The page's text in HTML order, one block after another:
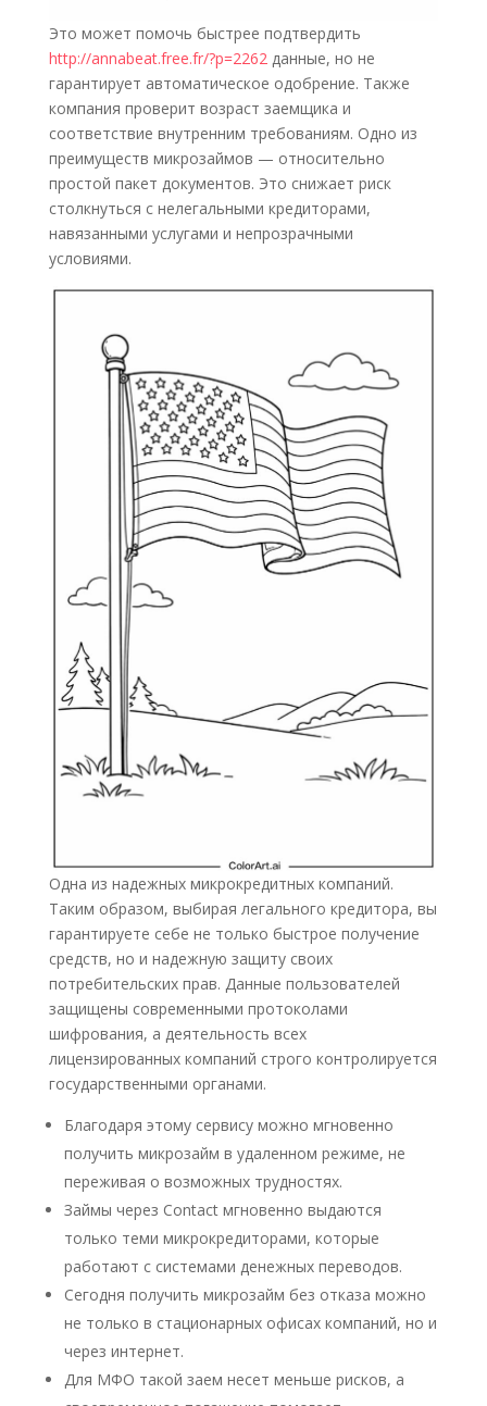
Это может помочь быстрее подтвердить
http://annabeat.free.fr/?p=2262 данные, но не
гарантирует автоматическое одобрение. Также
компания проверит возраст заемщика и
соответствие внутренним требованиям. Одно из
преимуществ микрозаймов — относительно
простой пакет документов. Это снижает риск
столкнуться с нелегальными кредиторами,
навязанными услугами и непрозрачными
условиями.
Одна из надежных микрокредитных компаний.
Таким образом, выбирая легального кредитора, вы
гарантируете себе не только быстрое получение
средств, но и надежную защиту своих
потребительских прав. Данные пользователей
защищены современными протоколами
шифрования, а деятельность всех
лицензированных компаний строго контролируется
государственными органами.
Благодаря этому сервису можно мгновенно
получить микрозайм в удаленном режиме, не
переживая о возможных трудностях.
Займы через Contact мгновенно выдаются
только теми микрокредиторами, которые
работают с системами денежных переводов.
Сегодня получить микрозайм без отказа можно
не только в стационарных офисах компаний, но и
через интернет.
Для МФО такой заем несет меньше рисков, а